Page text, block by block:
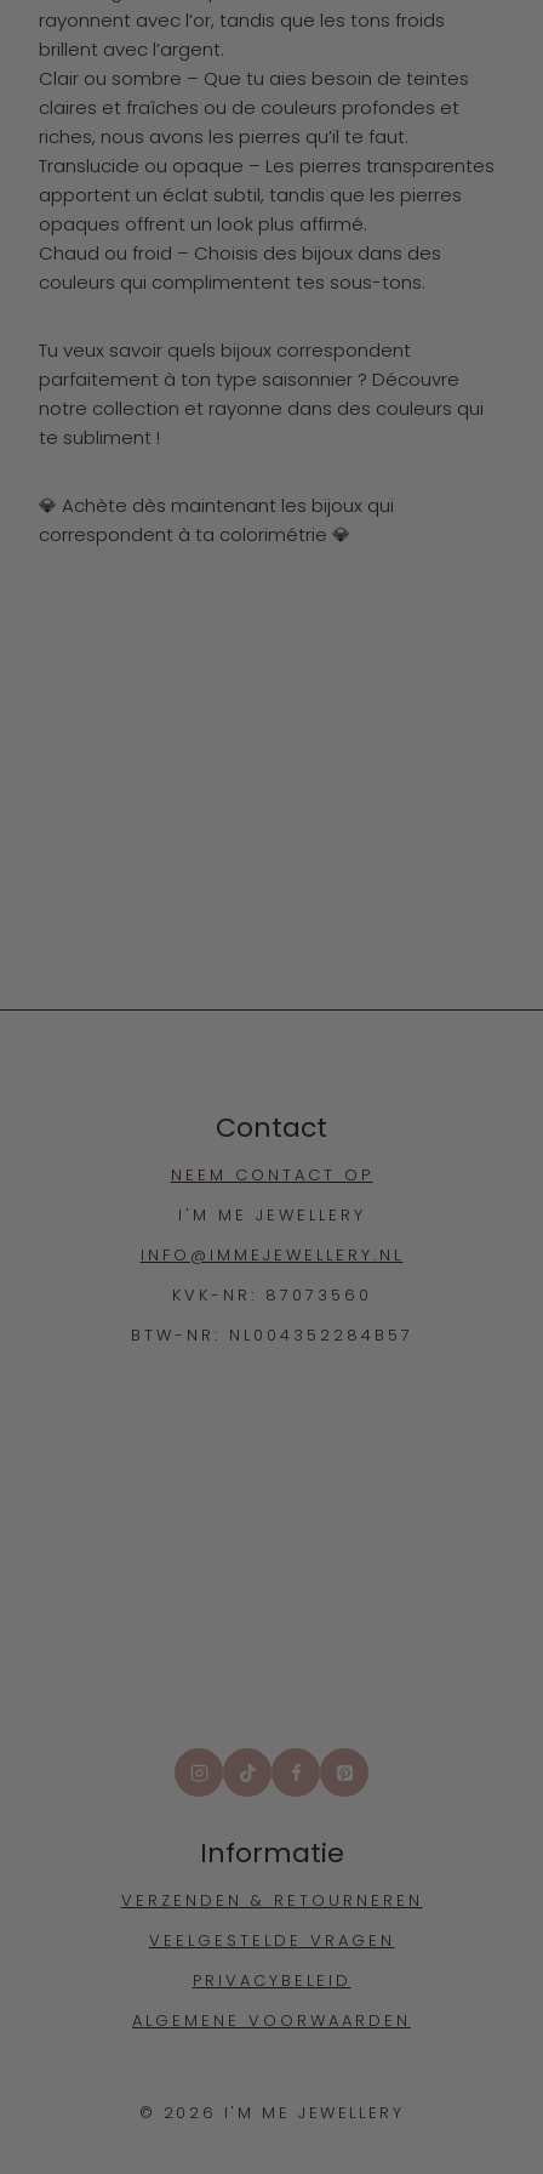
rayonnent avec l’or, tandis que les tons froids
brillent avec l’argent.
Clair ou sombre – Que tu aies besoin de teintes
claires et fraîches ou de couleurs profondes et
riches, nous avons les pierres qu’il te faut.
Translucide ou opaque – Les pierres transparentes
apportent un éclat subtil, tandis que les pierres
opaques offrent un look plus affirmé.
Chaud ou froid – Choisis des bijoux dans des
couleurs qui complimentent tes sous-tons.
Tu veux savoir quels bijoux correspondent
parfaitement à ton type saisonnier ? Découvre
notre collection et rayonne dans des couleurs qui
te subliment !
💎 Achète dès maintenant les bijoux qui
correspondent à ta colorimétrie 💎
Contact
NEEM CONTACT OP
I'M ME JEWELLERY
INFO@IMMEJEWELLERY.NL
KVK-NR: 87073560
BTW-NR: NL004352284B57
Informatie
VERZENDEN & RETOURNEREN
VEELGESTELDE VRAGEN
PRIVACYBELEID
ALGEMENE VOORWAARDEN
© 2026 I'M ME JEWELLERY